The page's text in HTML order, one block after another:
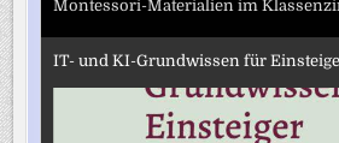
Montessori-Materialien im
IT- und KI-Grundwissen für